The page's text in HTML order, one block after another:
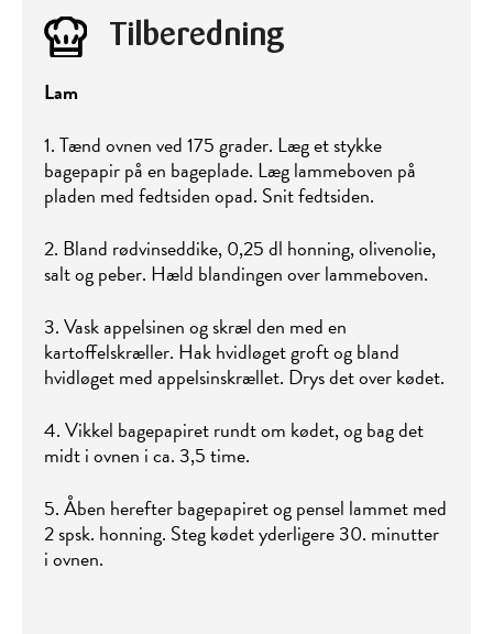
Tilberedning
Lam
1. Tænd ovnen ved 175 grader. Læg et stykke
bagepapir på en bageplade. Læg lammeboven på
pladen med fedtsiden opad. Snit fedtsiden.
2. Bland rødvinseddike, 0,25 dl honning, olivenolie,
salt og peber. Hæld blandingen over lammeboven.
3. Vask appelsinen og skræl den med en
kartoffelskræller. Hak hvidløget groft og bland
hvidløget med appelsinskrællet. Drys det over kødet.
4. Vikkel bagepapiret rundt om kødet, og bag det
midt i ovnen i ca. 3,5 time.
5. Åben herefter bagepapiret og pensel lammet med
2 spsk. honning. Steg kødet yderligere 30. minutter
i ovnen.